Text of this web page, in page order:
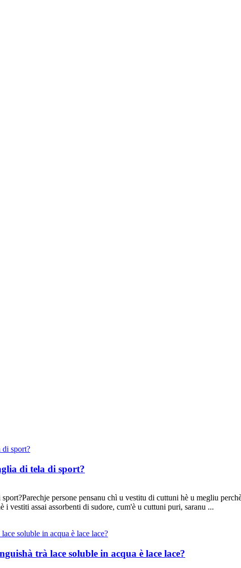
di tela di sport?
persone pensanu chì u vestitu di cuttuni hè u megliu
vestiti assai assorbenti di sudore, cum'è u cuttuni puri, saranu ...
trà lace soluble in acqua è lace lace?